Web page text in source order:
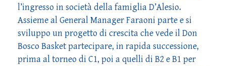
l’ingresso in società della famiglia D’Alesio.
Assieme al General Manager Faraoni parte e si
sviluppo un progetto di crescita che vede il Don
Bosco Basket partecipare, in rapida successione,
prima al torneo di C1, poi a quelli di B2 e B1 per